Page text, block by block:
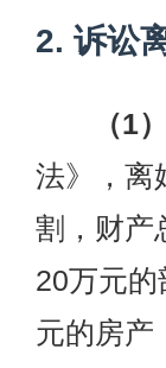
2. 诉讼
（1
法》，离
割，财产
20万元
元的房产